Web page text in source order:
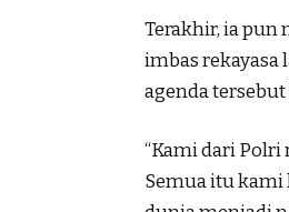
Terakhir, ia pun
imbas rekayasa
agenda
“Kami dari Polri
Semua itu kami